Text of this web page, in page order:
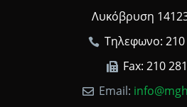
Λυκόβρυση
Τηλεφωνο: 210
Fax: 210
Email: